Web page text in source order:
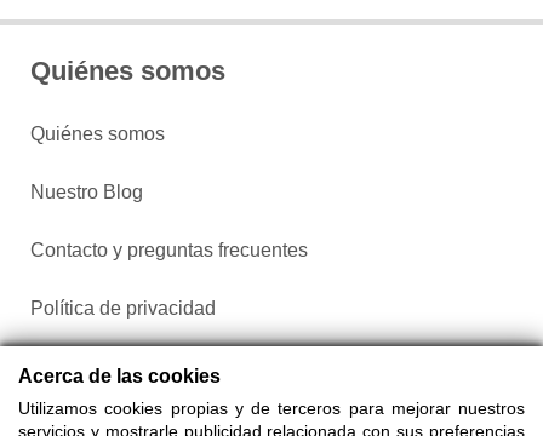
Quiénes somos
Quiénes somos
Nuestro Blog
Contacto y preguntas frecuentes
Política de privacidad
Configurar cookies
Acerca de las cookies
Utilizamos cookies propias y de terceros para mejorar nuestros
servicios y mostrarle publicidad relacionada con sus preferencias